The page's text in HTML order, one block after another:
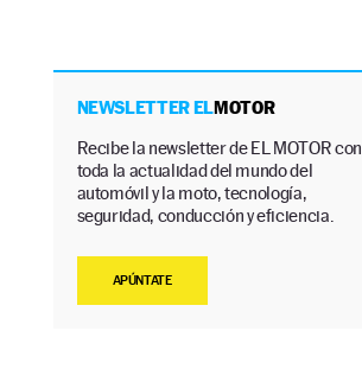
NEWSLETTER ELMOTOR
Recibe la newsletter de EL MOTOR con
toda la actualidad del mundo del
automóvil y la moto, tecnología,
seguridad, conducción y eficiencia.
APÚNTATE